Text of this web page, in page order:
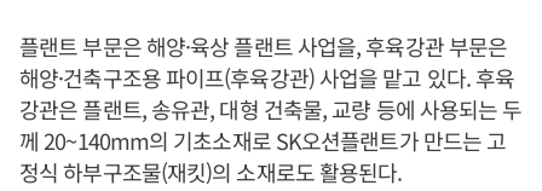
플랜트 부문은 해양·육상 플랜트 사업을, 후육강관 부문은
해양·건축구조용 파이프(후육강관) 사업을 맡고 있다. 후육
강관은 플랜트, 송유관, 대형 건축물, 교량 등에 사용되는 두
께 20~140mm의 기초소재로 SK오션플랜트가 만드는 고
정식 하부구조물(재킷)의 소재로도 활용된다.